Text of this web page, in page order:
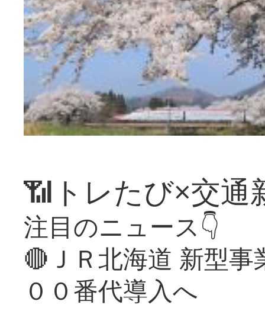
📶トレたび×交通
注目のニュース👇
🔴ＪＲ北海道 新型
００番代導入へ